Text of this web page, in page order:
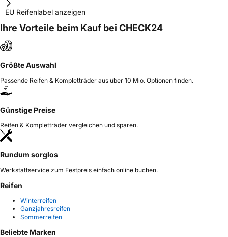
EU Reifenlabel anzeigen
Ihre Vorteile beim Kauf bei CHECK24
Größte Auswahl
Passende Reifen & Kompletträder aus über 10 Mio. Optionen finden.
Günstige Preise
Reifen & Kompletträder vergleichen und sparen.
Rundum sorglos
Werkstattservice zum Festpreis einfach online buchen.
Reifen
Winterreifen
Ganzjahresreifen
Sommerreifen
Beliebte Marken